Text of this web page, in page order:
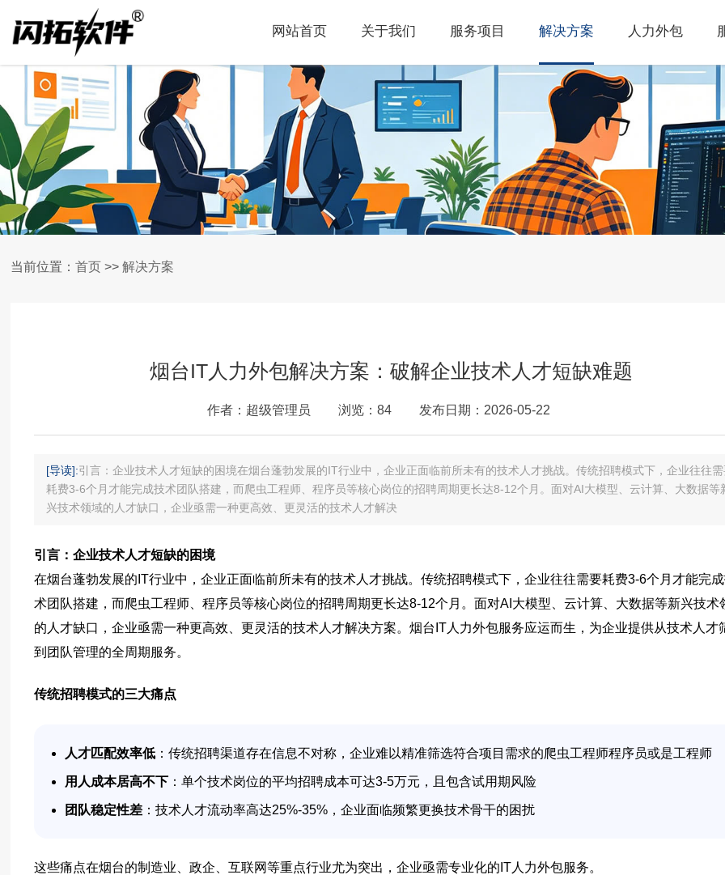
网站首页 关于我们 服务项目 解决方案 人力外包
当前位置： 首页 >> 解决方案
烟台IT人力外包解决方案：破解企业技术人才短缺难题
作者：超级管理员 浏览：84 发布日期：2026-05-22
[导读]:引言：企业技术人才短缺的困境在烟台蓬勃发展的IT行业中，企业正面临前所未有的技术人才挑战。传统招聘模式下，企业往往
耗费3-6个月才能完成技术团队搭建，而爬虫工程师、程序员等核心岗位的招聘周期更长达8-12个月。面对AI大模型、云计算、大数据等
兴技术领域的人才缺口，企业亟需一种更高效、更灵活的技术人才解决
引言：企业技术人才短缺的困境
在烟台蓬勃发展的IT行业中，企业正面临前所未有的技术人才挑战。传统招聘模式下，企业往往需要耗费3-6个月才能完
术团队搭建，而爬虫工程师、程序员等核心岗位的招聘周期更长达8-12个月。面对AI大模型、云计算、大数据等新兴技术
的人才缺口，企业亟需一种更高效、更灵活的技术人才解决方案。烟台IT人力外包服务应运而生，为企业提供从技术人才
到团队管理的全周期服务。
传统招聘模式的三大痛点
人才匹配效率低：传统招聘渠道存在信息不对称，企业难以精准筛选符合项目需求的爬虫工程师程序员或是工程师
用人成本居高不下：单个技术岗位的平均招聘成本可达3-5万元，且包含试用期风险
团队稳定性差：技术人才流动率高达25%-35%，企业面临频繁更换技术骨干的困扰
这些痛点在烟台的制造业、政企、互联网等重点行业尤为突出，企业亟需专业化的IT人力外包服务。